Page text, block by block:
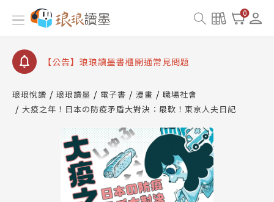
0
【公告】琅琅讀墨數位閱讀資產合併與書櫃開通申請
【公告】琅琅讀墨書櫃開通常見問題
【公告】琅琅讀墨 3 分鐘完成書櫃開通與資產合併申
請圖文教學
查詢
【公告】琅琅讀墨數位閱讀資產合併與書櫃開通申請
琅琅悅讀 琅琅讀墨 電子書 漫畫
職場社會
大疫之年！日本の防疫矛盾大對決：最軟！東京人夫日記